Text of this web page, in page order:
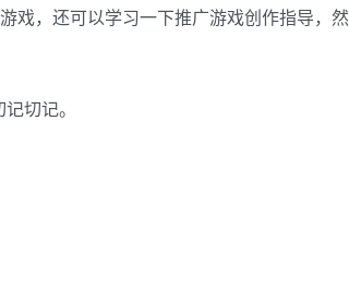
戏，还可以学习一下推广游戏创作指导，然
切记。